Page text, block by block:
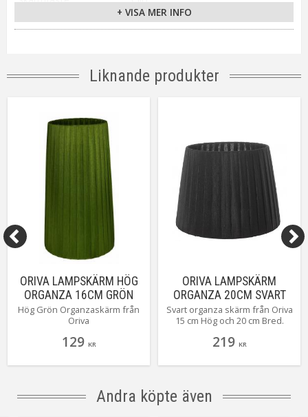
Oriva
+ VISA MER INFO
Liknande produkter
ORIVA LAMPSKÄRM HÖG
ORGANZA 16CM GRÖN
Hög Grön Organzaskärm från
Oriva
129 KR
ORIVA LAMPSKÄRM
ORGANZA 20CM SVART
Svart organza skärm från Oriva
15 cm Hög och 20 cm Bred.
219 KR
Andra köpte även